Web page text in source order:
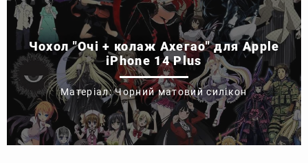
Чохол "Очі + колаж Ахегао" для Apple
iPhone 14 Plus
Матеріал: Чорний матовий силікон